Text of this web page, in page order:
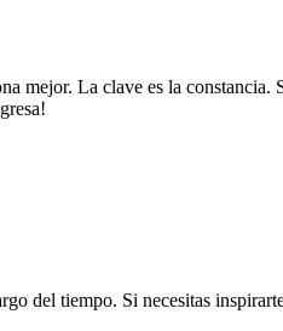
mejor. La clave es la constancia.
del tiempo. Si necesitas